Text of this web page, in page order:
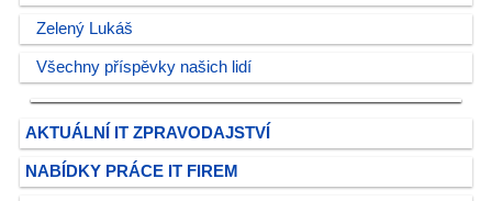
Zelený Lukáš
Všechny příspěvky našich lidí
AKTUÁLNÍ IT ZPRAVODAJSTVÍ
NABÍDKY PRÁCE IT FIREM